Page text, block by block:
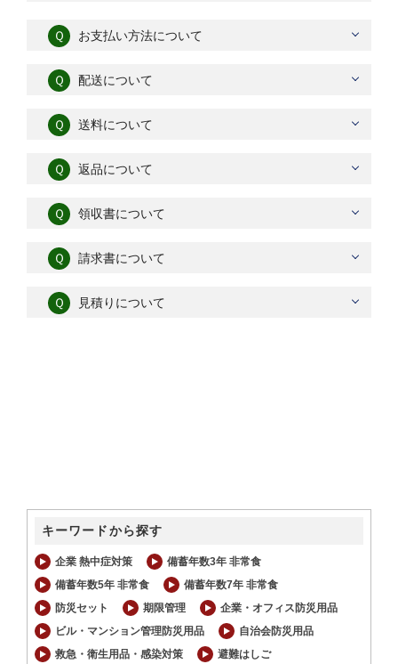
Ｑ お支払い方法について
Ｑ 配送について
Ｑ 送料について
Ｑ 返品について
Ｑ 領収書について
Ｑ 請求書について
Ｑ 見積りについて
キーワードから探す
企業 熱中症対策
備蓄年数3年 非常食
備蓄年数5年 非常食
備蓄年数7年 非常食
防災セット
期限管理
企業・オフィス防災用品
ビル・マンション管理防災用品
自治会防災用品
救急・衛生用品・感染対策
避難はしご